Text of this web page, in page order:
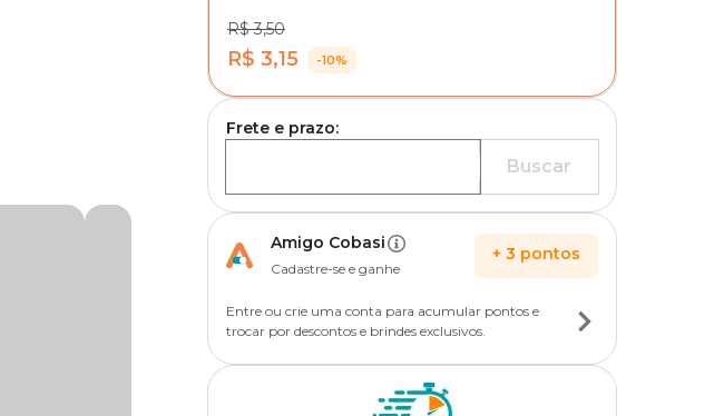
R$ 3,50
R$ 3,15 -10%
Frete e prazo:
Buscar
Amigo Cobasi
Cadastre-se e ganhe
+ 3 pontos
Entre ou crie uma conta para acumular pontos e
trocar por descontos e brindes exclusivos.